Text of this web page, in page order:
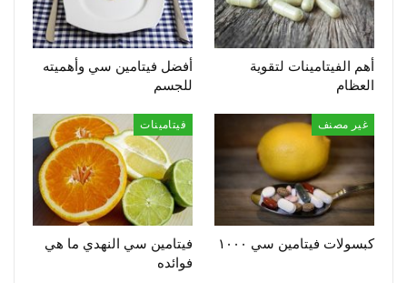
أهم الفيتامينات لتقوية
العظام
أفضل فيتامين سي وأهميته
للجسم
غير مصنف
كبسولات فيتامين سي ١٠٠٠
فيتامينات
فيتامين سي النهدي ما هي
فوائده